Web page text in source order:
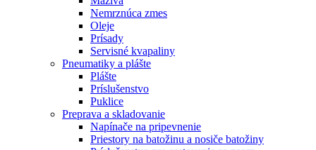
Nemrznúca zmes
Oleje
Prísady
Servisné kvapaliny
Pneumatiky a plášte
Plášte
Príslušenstvo
Puklice
Preprava a skladovanie
Napínače na pripevnenie
Priestory na batožinu a nosiče batožiny